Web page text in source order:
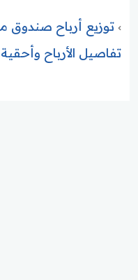
توزيع أرباح
تفاصيل الأرباح وأحقية